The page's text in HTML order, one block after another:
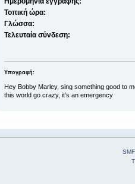
Τοπική ώρα:
Γλώσσα:
Τελευταία σύνδεση:
Υπογραφή:
Hey Bobby Marley, sing something good to
this world go crazy, it's an emergency